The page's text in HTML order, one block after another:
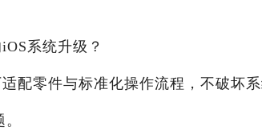
系统升级？
配零件与标准化操作流程，不破坏